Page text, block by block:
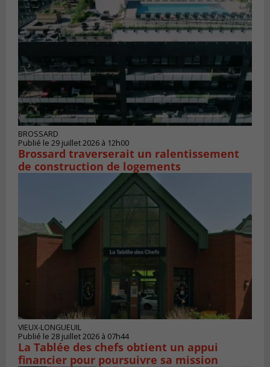
BROSSARD
Publié le 29 juillet 2026 à 12h00
Brossard traverserait un ralentissement
de construction de logements
VIEUX-LONGUEUIL
Publié le 28 juillet 2026 à 07h44
La Tablée des chefs obtient un appui
financier pour poursuivre sa mission